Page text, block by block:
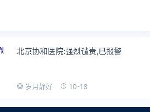
北京协和医院:强烈谴责,已报警
岁月静好 10-18